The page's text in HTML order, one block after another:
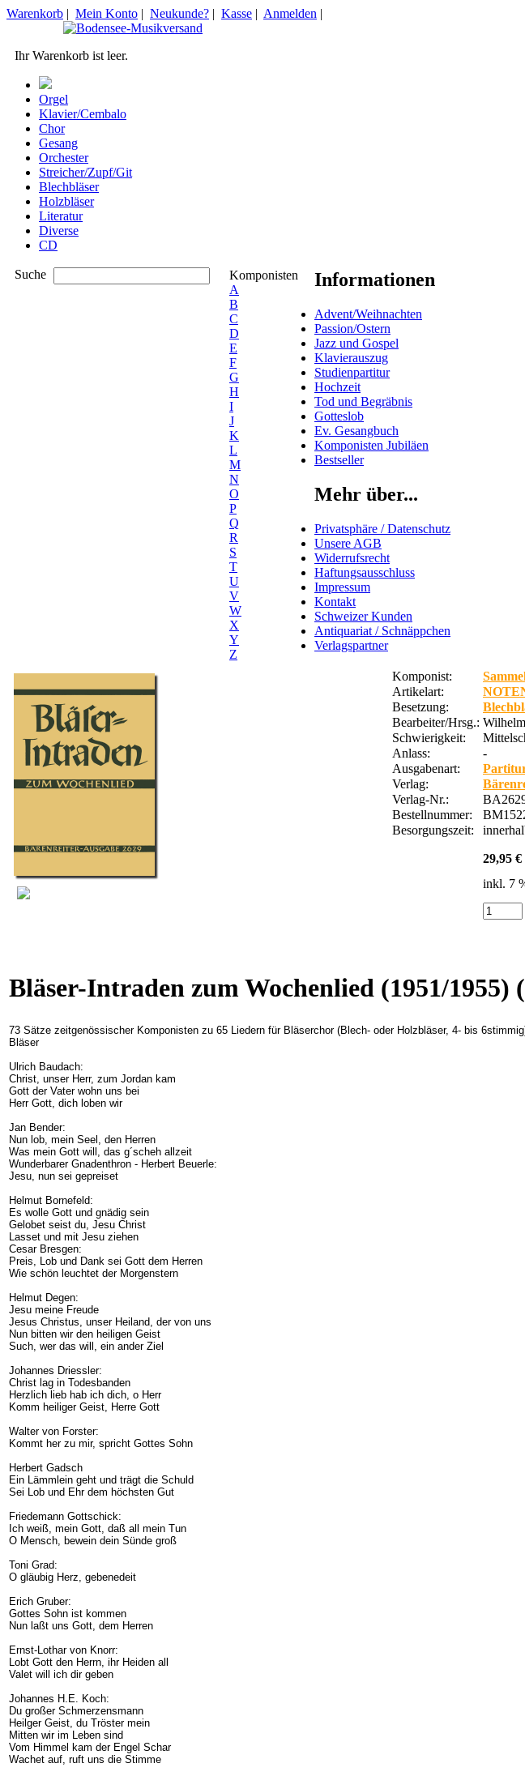
Warenkorb | Mein Konto | Neukunde? | Kasse | Anmelden |
Ihr Warenkorb ist leer.
Orgel
Klavier/Cembalo
Chor
Gesang
Orchester
Streicher/Zupf/Git
Blechbläser
Holzbläser
Literatur
Diverse
CD
Suche
Komponisten
A
B
C
D
E
F
G
H
I
J
K
L
M
N
O
P
Q
R
S
T
U
V
W
X
Y
Z
Informationen
Advent/Weihnachten
Passion/Ostern
Jazz und Gospel
Klavierauszug
Studienpartitur
Hochzeit
Tod und Begräbnis
Gotteslob
Ev. Gesangbuch
Komponisten Jubiläen
Bestseller
Mehr über...
Privatsphäre / Datenschutz
Unsere AGB
Widerrufsrecht
Haftungsausschluss
Impressum
Kontakt
Schweizer Kunden
Antiquariat / Schnäppchen
Verlagspartner
Komponist:
Artikelart:
Besetzung:
Bearbeiter/Hrsg.:
Schwierigkeit:
Anlass:
-
Ausgabenart:
Verlag:
Verlag-Nr.:
Bestellnummer:
Besorgungszeit:
29,95 €
inkl. 7
Bläser-Intraden zum Wochenlied (1951/1955)
73 Sätze zeitgenössischer Komponisten zu 65 Liedern für Bläserchor (Blech- oder Holzbläser, 4- bis
Bläser
Ulrich Baudach:
Christ, unser Herr, zum Jordan kam
Gott der Vater wohn uns bei
Herr Gott, dich loben wir
Jan Bender:
Nun lob, mein Seel, den Herren
Was mein Gott will, das g´scheh allzeit
Wunderbarer Gnadenthron - Herbert Beuerle:
Jesu, nun sei gepreiset
Helmut Bornefeld:
Es wolle Gott und gnädig sein
Gelobet seist du, Jesu Christ
Lasset und mit Jesu ziehen
Cesar Bresgen:
Preis, Lob und Dank sei Gott dem Herren
Wie schön leuchtet der Morgenstern
Helmut Degen:
Jesu meine Freude
Jesus Christus, unser Heiland, der von uns
Nun bitten wir den heiligen Geist
Such, wer das will, ein ander Ziel
Johannes Driessler:
Christ lag in Todesbanden
Herzlich lieb hab ich dich, o Herr
Komm heiliger Geist, Herre Gott
Walter von Forster:
Kommt her zu mir, spricht Gottes Sohn
Herbert Gadsch
Ein Lämmlein geht und trägt die Schuld
Sei Lob und Ehr dem höchsten Gut
Friedemann Gottschick:
Ich weiß, mein Gott, daß all mein Tun
O Mensch, bewein dein Sünde groß
Toni Grad:
O gläubig Herz, gebenedeit
Erich Gruber:
Gottes Sohn ist kommen
Nun laßt uns Gott, dem Herren
Ernst-Lothar von Knorr:
Lobt Gott den Herrn, ihr Heiden all
Valet will ich dir geben
Johannes H.E. Koch:
Du großer Schmerzensmann
Heilger Geist, du Tröster mein
Mitten wir im Leben sind
Vom Himmel kam der Engel Schar
Wachet auf, ruft uns die Stimme